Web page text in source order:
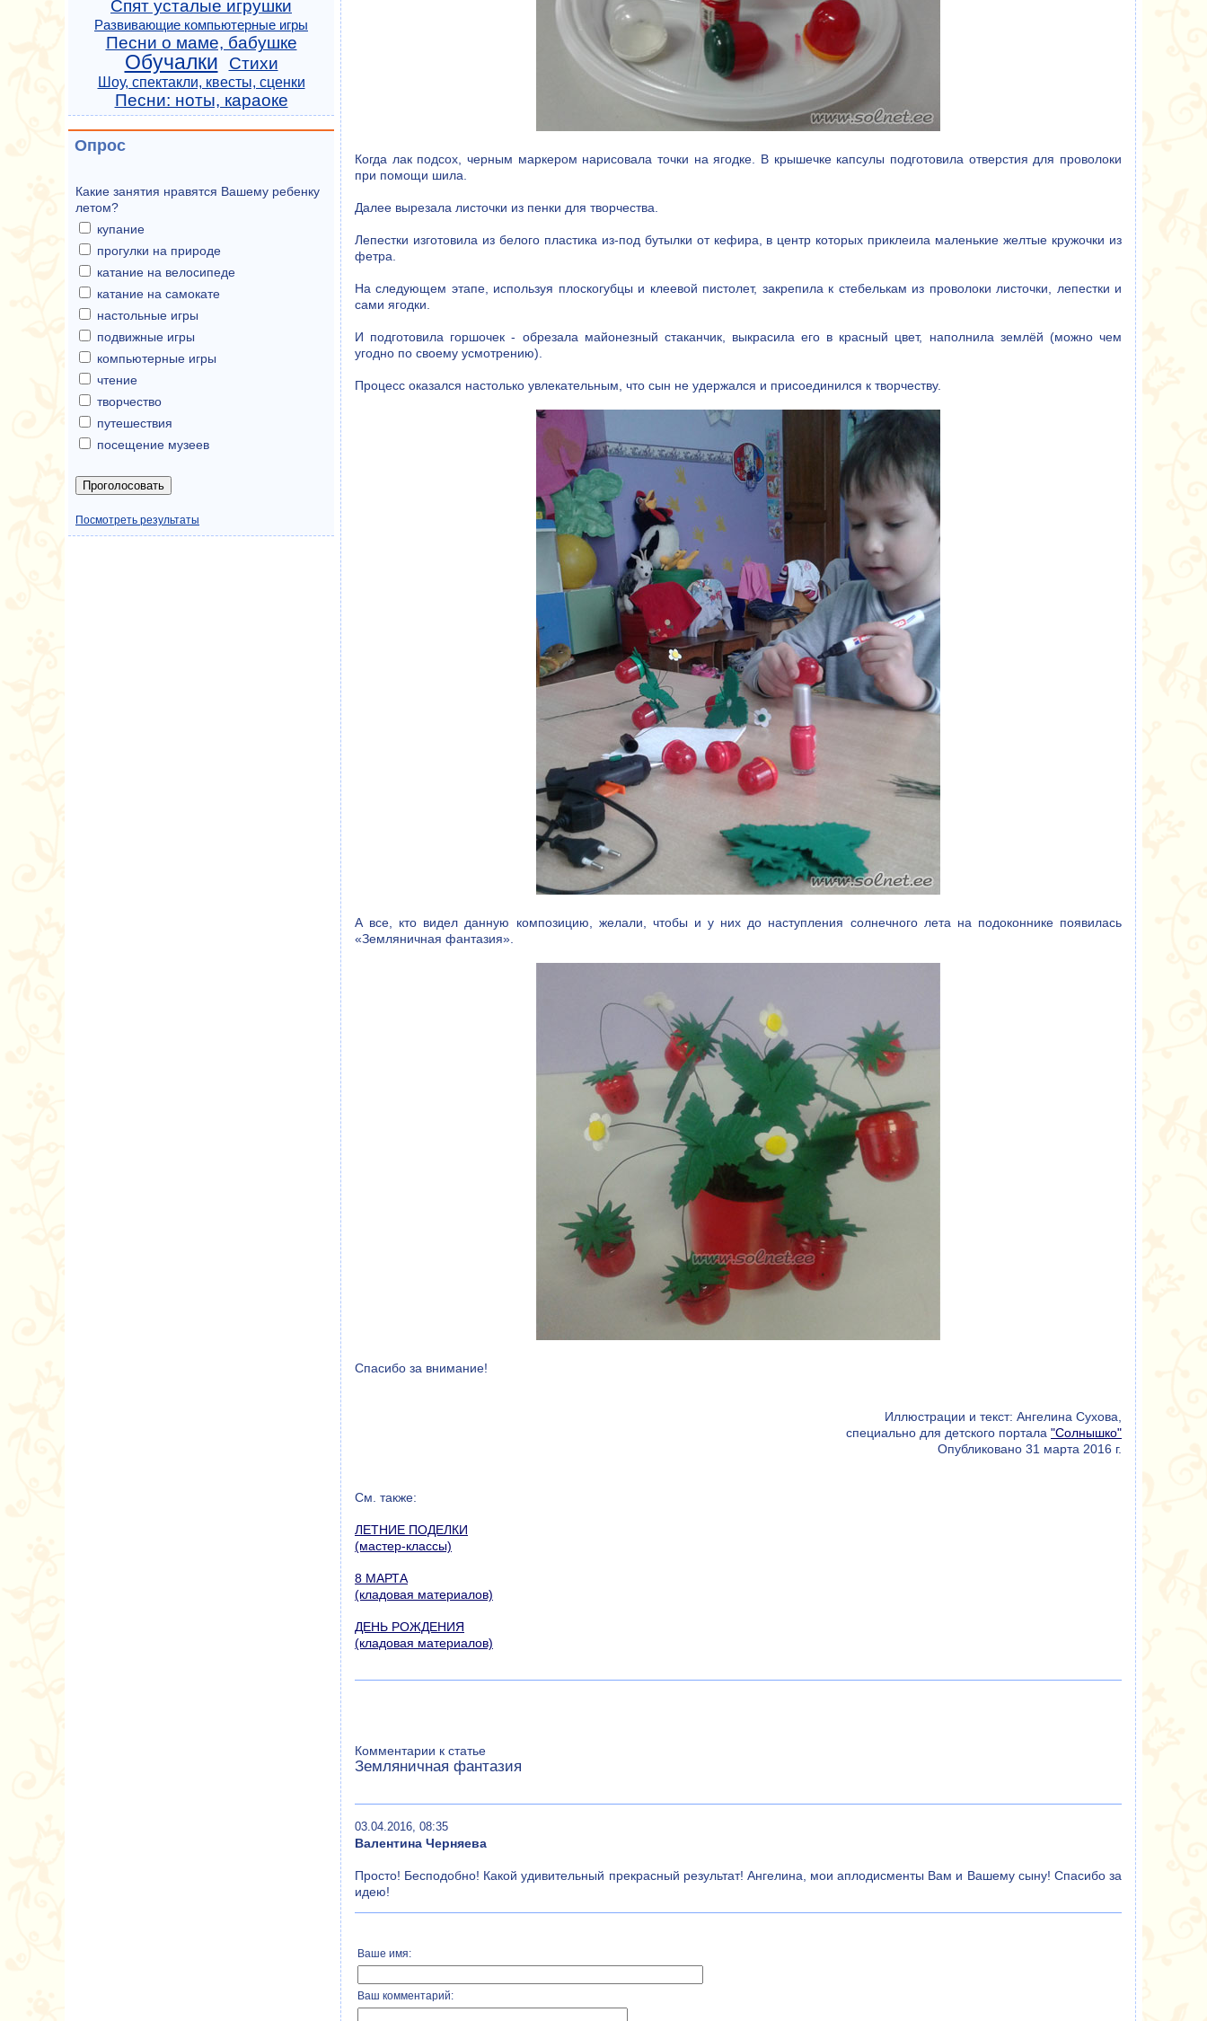
Когда лак подсох, черным маркером нарисовала точки на ягодке. В крышечке капсулы подготовила отверстия для проволоки
при помощи шила.
Далее вырезала листочки из пенки для творчества.
Лепестки изготовила из белого пластика из-под бутылки от кефира, в центр которых приклеила маленькие желтые кружочки из
фетра.
На следующем этапе, используя плоскогубцы и клеевой пистолет, закрепила к стебелькам из проволоки листочки, лепестки и
сами ягодки.
И подготовила горшочек - обрезала майонезный стаканчик, выкрасила его в красный цвет, наполнила землёй (можно чем
угодно по своему усмотрению).
Процесс оказался настолько увлекательным, что сын не удержался и присоединился к творчеству.
А все, кто видел данную композицию, желали, чтобы и у них до наступления солнечного лета на подоконнике появилась
«Земляничная фантазия».
Спасибо за внимание!
Иллюстрации и текст: Ангелина Сухова,
специально для детского портала "Солнышко"
Опубликовано 31 марта 2016 г.
См. также:
ЛЕТНИЕ ПОДЕЛКИ
(мастер-классы)
8 МАРТА
(кладовая материалов)
ДЕНЬ РОЖДЕНИЯ
(кладовая материалов)
Комментарии к статье
Земляничная фантазия
03.04.2016, 08:35
Валентина Черняева
Просто! Бесподобно! Какой удивительный прекрасный результат! Ангелина, мои аплодисменты Вам и Вашему сыну! Спасибо за
идею!
Ваше имя:
Ваш комментарий:
Спят усталые игрушки
Развивающие компьютерные игры
Песни о маме, бабушке
Обучалки Стихи
Шоу, спектакли, квесты, сценки
Песни: ноты, караоке
Опрос
Какие занятия нравятся Вашему ребенку
летом?
купание
прогулки на природе
катание на велосипеде
катание на самокате
настольные игры
подвижные игры
компьютерные игры
чтение
творчество
путешествия
посещение музеев
Посмотреть результаты